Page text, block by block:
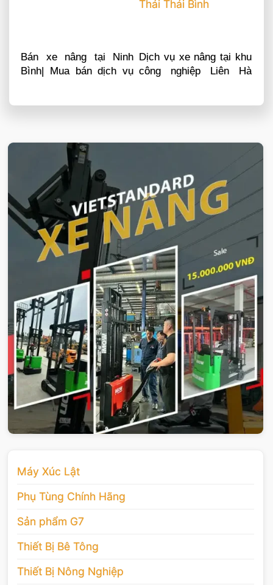
VIETSTANDARD VIỆT NAM
Xe-nang
Máy Xúc Lật
Phụ Tùng Chính Hãng
Sản phẩm G7
Thiết Bị Bê Tông
Thiết Bị Nông Nghiệp
Bán xe nâng tại Ninh
Bình| Mua bán dịch vụ
Dịch vụ xe nâng tại khu
công nghiệp Liên Hà